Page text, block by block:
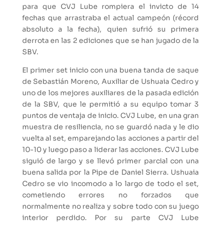
para que CVJ Lube rompiera el invicto de 14
fechas que arrastraba el actual campeón (récord
absoluto a la fecha), quien sufrió su primera
derrota en las 2 ediciones que se han jugado de la
SBV.
El primer set inicio con una buena tanda de saque
de Sebastián Moreno, Auxiliar de Ushuaia Cedro y
uno de los mejores auxiliares de la pasada edición
de la SBV, que le permitió a su equipo tomar 3
puntos de ventaja de inicio. CVJ Lube, en una gran
muestra de resiliencia, no se guardó nada y le dio
vuelta al set, emparejando las acciones a partir del
10-10 y luego paso a liderar las acciones. CVJ Lube
siguió de largo y se llevó primer parcial con una
buena salida por la Pipe de Daniel Sierra. Ushuaia
Cedro se vio incomodo a lo largo de todo el set,
cometiendo errores no forzados que
normalmente no realiza y sobre todo con su juego
interior perdido. Por su parte CVJ Lube